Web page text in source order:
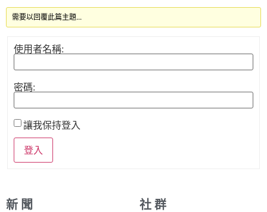
需要以回覆此篇主題...
使用者名稱:
密碼:
讓我保持登入
登入
新 聞 社 群